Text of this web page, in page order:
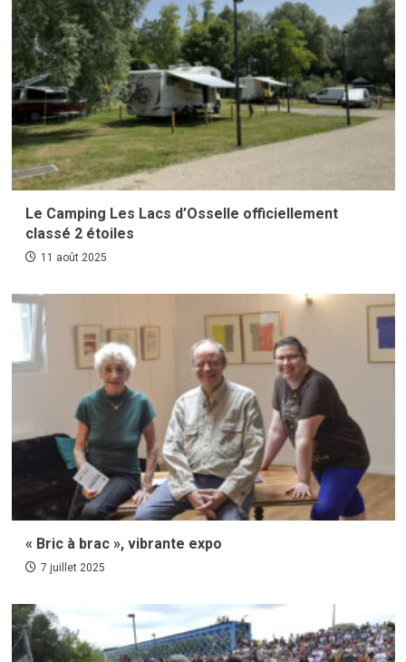
Le Camping Les Lacs d’Osselle officiellement
classé 2 étoiles
11 août 2025
« Bric à brac », vibrante expo
7 juillet 2025